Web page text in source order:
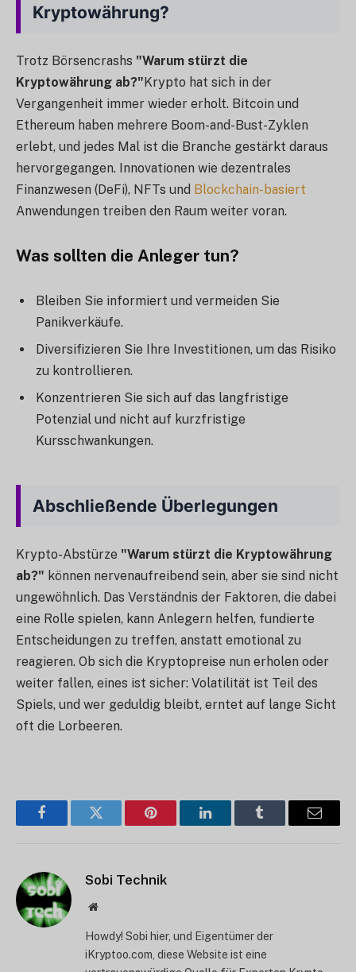
Kryptowährung?
Trotz Börsencrashs "Warum stürzt die
Kryptowährung ab?"Krypto hat sich in der
Vergangenheit immer wieder erholt. Bitcoin und
Ethereum haben mehrere Boom-and-Bust-Zyklen
erlebt, und jedes Mal ist die Branche gestärkt daraus
hervorgegangen. Innovationen wie dezentrales
Finanzwesen (DeFi), NFTs und Blockchain-basiert
Anwendungen treiben den Raum weiter voran.
Was sollten die Anleger tun?
Bleiben Sie informiert und vermeiden Sie
Panikverkäufe.
Diversifizieren Sie Ihre Investitionen, um das Risiko
zu kontrollieren.
Konzentrieren Sie sich auf das langfristige
Potenzial und nicht auf kurzfristige
Kursschwankungen.
Abschließende Überlegungen
Krypto-Abstürze "Warum stürzt die Kryptowährung
ab?" können nervenaufreibend sein, aber sie sind nicht
ungewöhnlich. Das Verständnis der Faktoren, die dabei
eine Rolle spielen, kann Anlegern helfen, fundierte
Entscheidungen zu treffen, anstatt emotional zu
reagieren. Ob sich die Kryptopreise nun erholen oder
weiter fallen, eines ist sicher: Volatilität ist Teil des
Spiels, und wer geduldig bleibt, erntet auf lange Sicht
oft die Lorbeeren.
FacebookTwitter Pinterest LinkedInTumblr
E-
Sobi Technik
Website
Howdy! Sobi hier, und Eigentümer der
iKryptoo.com, diese Website ist eine